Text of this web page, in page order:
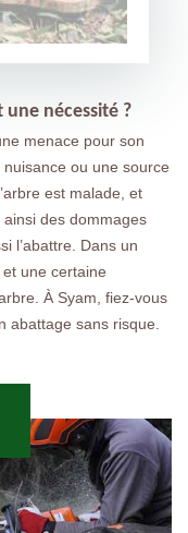
nécessité ?
menace pour son
ou une source
est malade, et
des dommages
l’abattre. Dans un
une certaine
À Syam, fiez-vous
abattage sans risque.